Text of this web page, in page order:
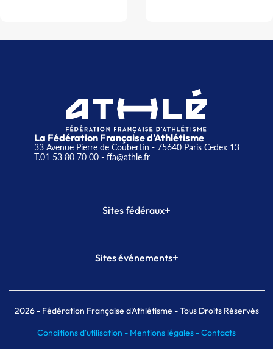
La Fédération Française d'Athlétisme
33 Avenue Pierre de Coubertin - 75640 Paris Cedex 13
T.01 53 80 70 00- ffa@athle.fr
Sites fédéraux+
Plateforme Formation
Sites événements+
Meeting de Paris indoor
MAIF Ekiden de Paris
2026- Fédération Française d'Athlétisme - Tous Droits Réservés
Conditions d'utilisation - Mentions légales -Contacts